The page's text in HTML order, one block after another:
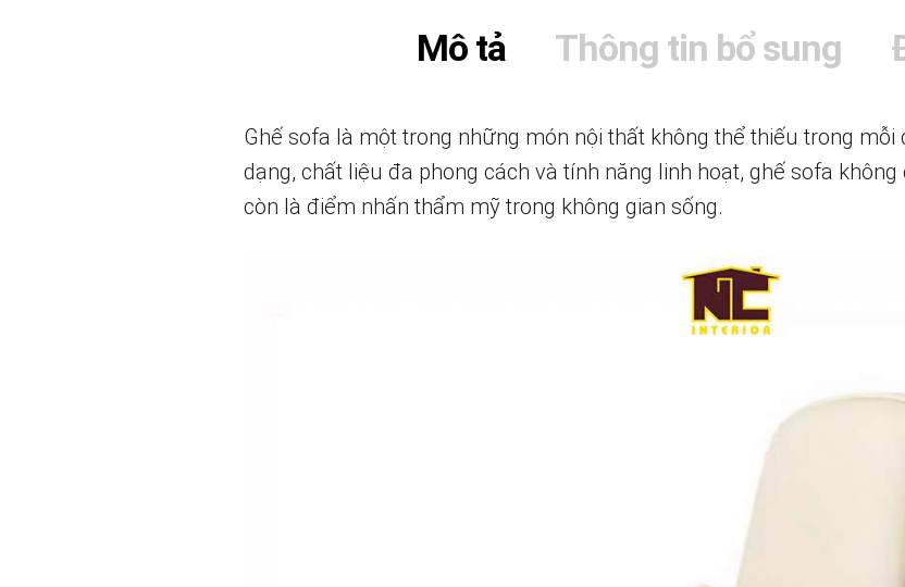
Mô tả Thông tin bổ sung
Ghế sofa là một trong những món nội thất không thể thiếu trong mỗi
dạng, chất liệu đa phong cách và tính năng linh hoạt, ghế sofa
còn là điểm nhấn thẩm mỹ trong không gian sống.